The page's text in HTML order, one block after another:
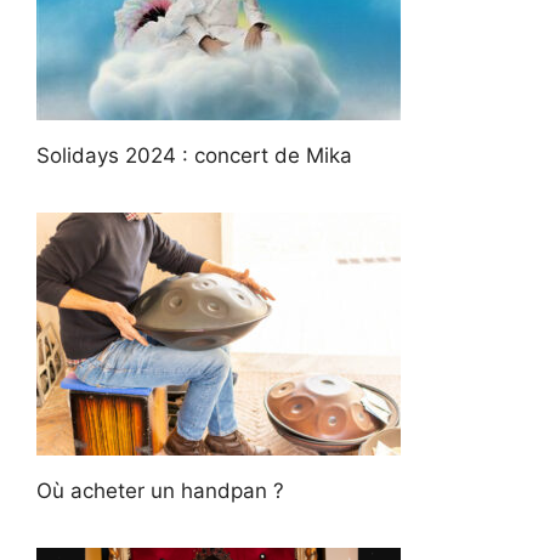
Solidays 2024 : concert de Mika
Où acheter un handpan ?